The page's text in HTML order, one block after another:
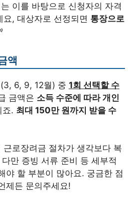
이를 바탕으로 신청자의 자격
요, 대상자로 선정되면 통장으로
액
6, 9, 12월) 중 1회 선택할 수
금액은 소득 수준에 따라 개인
죠. 최대 150만 원까지 받을 수
근로장려금 절차가 생각보다 복
만 증빙 서류 준비 등 세부적
야 할 부분이 많아요. 궁금한 점
제든 문의주세요!